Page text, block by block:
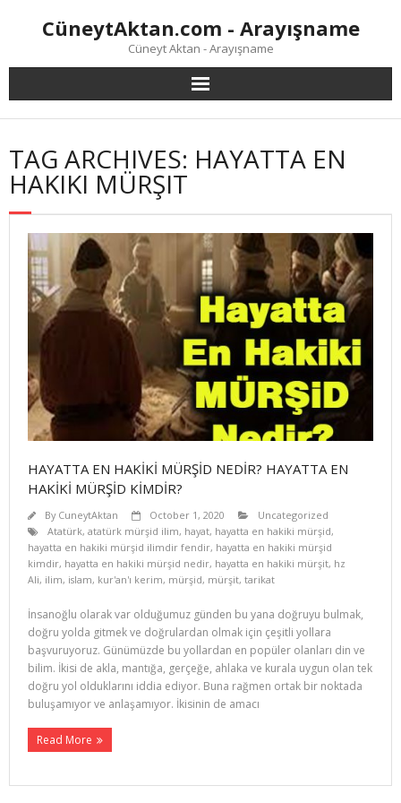
CüneytAktan.com - Arayışname
Cüneyt Aktan - Arayışname
TAG ARCHIVES: HAYATTA EN
HAKIKI MÜRŞIT
HAYATTA EN HAKİKİ MÜRŞİD NEDİR? HAYATTA EN
HAKİKİ MÜRŞİD KİMDİR?
By CuneytAktan October 1, 2020
Uncategorized
Atatürk, atatürk mürşid ilim, hayat, hayatta en hakiki mürşid,
hayatta en hakiki mürşid ilimdir fendir, hayatta en hakiki mürşid
kimdir, hayatta en hakiki mürşid nedir, hayatta en hakiki mürşit, hz
Ali, ilim, islam, kur'an'ı kerim, mürşid, mürşit, tarikat
İnsanoğlu olarak var olduğumuz günden bu yana doğruyu bulmak,
doğru yolda gitmek ve doğrulardan olmak için çeşitli yollara
başvuruyoruz. Günümüzde bu yollardan en popüler olanları din ve
bilim. İkisi de akla, mantığa, gerçeğe, ahlaka ve kurala uygun olan tek
doğru yol olduklarını iddia ediyor. Buna rağmen ortak bir noktada
buluşamıyor ve anlaşamıyor. İkisinin de amacı
Read More